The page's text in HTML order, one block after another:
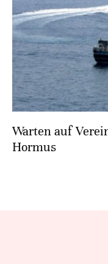
Warten auf
Hormus